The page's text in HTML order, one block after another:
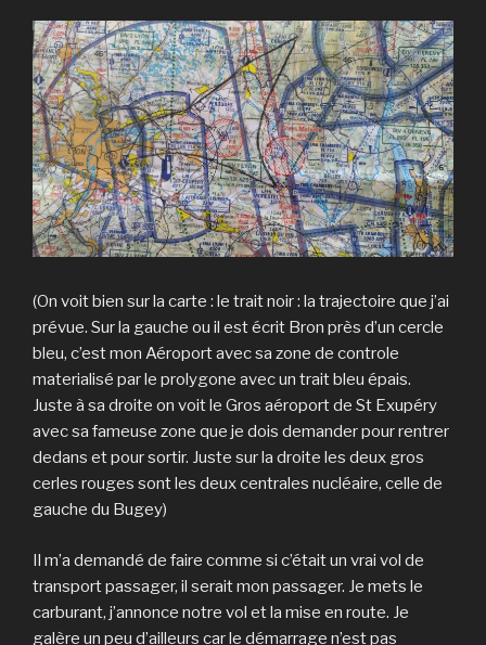
(On voit bien sur la carte : le trait noir : la trajectoire que j’ai
prévue. Sur la gauche ou il est écrit Bron près d’un cercle
bleu, c’est mon Aéroport avec sa zone de controle
materialisé par le prolygone avec un trait bleu épais.
Juste à sa droite on voit le Gros aéroport de St Exupéry
avec sa fameuse zone que je dois demander pour rentrer
dedans et pour sortir. Juste sur la droite les deux gros
cerles rouges sont les deux centrales nucléaire, celle de
gauche du Bugey)
Il m’a demandé de faire comme si c’était un vrai vol de
transport passager, il serait mon passager. Je mets le
carburant, j’annonce notre vol et la mise en route. Je
galère un peu d’ailleurs car le démarrage n’est pas